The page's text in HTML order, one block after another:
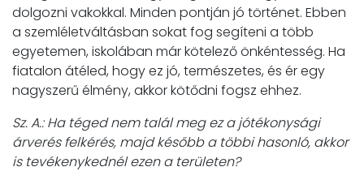
dolgozni vakokkal. Minden pontján jó történet. Ebben
a szemléletváltásban sokat fog segíteni a több
egyetemen, iskolában már kötelező önkéntesség. Ha
fiatalon átéled, hogy ez jó, természetes, és ér egy
nagyszerű élmény, akkor kötődni fogsz ehhez.
Sz. A.: Ha téged nem talál meg ez a jótékonysági
árverés felkérés, majd később a többi hasonló, akkor
is tevékenykednél ezen a területen?